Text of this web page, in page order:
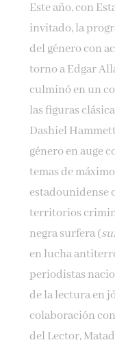
Este año, con
invitado, la
del género con
torno a Edgar
culminó en un
las figuras
Dashiel
género en auge
temas de
estadounidense
territorios
negra surfera (
en lucha
periodistas
de la lectura en
colaboración
del Lector,